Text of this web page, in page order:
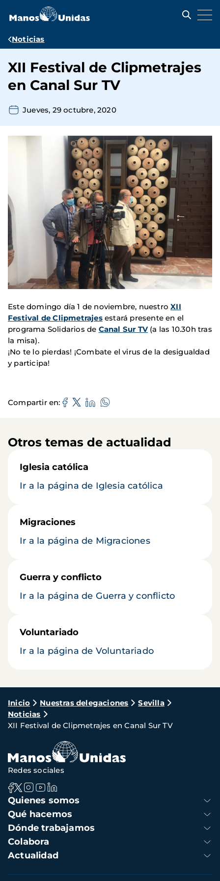
contenido
Ruta
navegación
Noticias
XII Festival de Clipmetrajes
en Canal Sur TV
Jueves, 29 octubre, 2020
Este domingo día 1 de noviembre, nuestroXII
Festival de Clipmetrajesestará presente en el
programa Solidarios de Canal Sur TV(a las 10.30h tras
la misa).
¡No te lo pierdas! ¡Combate el virus de la desigualdad
y participa!
Compartir en
Otros temas de actualidad
Iglesia católica
Ir a la página de Iglesia católica
Migraciones
Ir a la página de Migraciones
Guerra y conflicto
Ir a la página de Guerra y conflicto
Voluntariado
Ir a la página de Voluntariado
Ruta
de
navegación
Inicio Nuestras delegaciones
Sevilla
Noticias
XII Festival de Clipmetrajes en Canal Sur TV
Navegación
principal
Quienes somos
Qué hacemos
Dónde trabajamos
Colabora
Actualidad
Redes sociales